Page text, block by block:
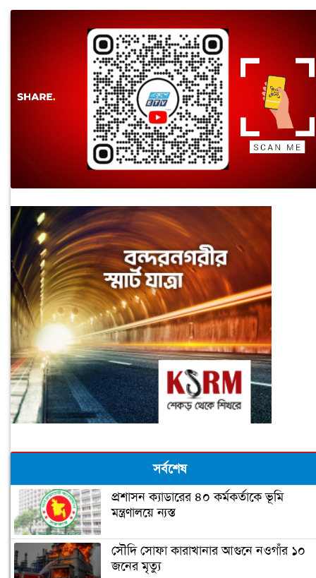
সর্বশেষ
প্রশাসন ক্যাডারের ৪০ কর্মকর্তাকে ভূমি
মন্ত্রণালয়ে ন্যস্ত
সৌদি সোফা কারাখানার আগুনে নওগাঁর ১০
জনের মৃত্যু